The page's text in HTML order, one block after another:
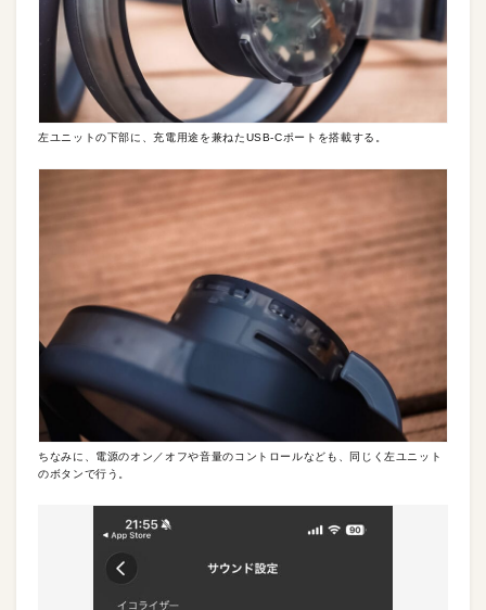
左ユニットの下部に、充電用途を兼ねたUSB-Cポートを搭載する。
ちなみに、電源のオン／オフや音量のコントロールなども、同じく左ユニット
のボタンで行う。